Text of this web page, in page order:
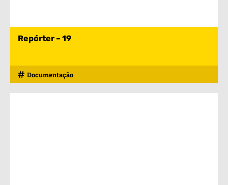
Repórter – 19
Documentação